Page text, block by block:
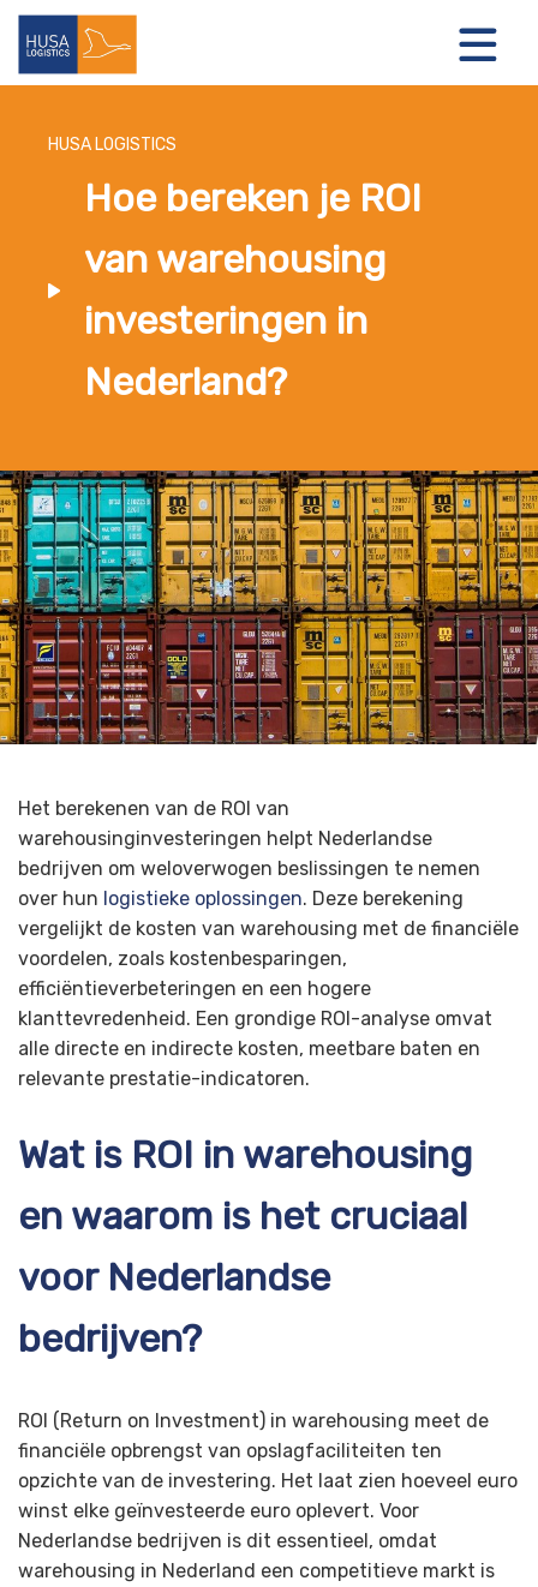
LOGISTIEKE OPLOSSINGEN
OVER ONS
NIEUWS
HUSA LOGISTICS
Hoe bereken je ROI
van warehousing
investeringen in
Nederland?
Het berekenen van de ROI van
warehousinginvesteringen helpt Nederlandse
bedrijven om weloverwogen beslissingen te nemen
over hun logistieke oplossingen. Deze berekening
vergelijkt de kosten van warehousing met de financiële
voordelen, zoals kostenbesparingen,
efficiëntieverbeteringen en een hogere
klanttevredenheid. Een grondige ROI-analyse omvat
alle directe en indirecte kosten, meetbare baten en
relevante prestatie-indicatoren.
Wat is ROI in warehousing
en waarom is het cruciaal
voor Nederlandse
bedrijven?
ROI (Return on Investment) in warehousing meet de
financiële opbrengst van opslagfaciliteiten ten
opzichte van de investering. Het laat zien hoeveel euro
winst elke geïnvesteerde euro oplevert. Voor
Nederlandse bedrijven is dit essentieel, omdat
warehousing in Nederland een competitieve markt is